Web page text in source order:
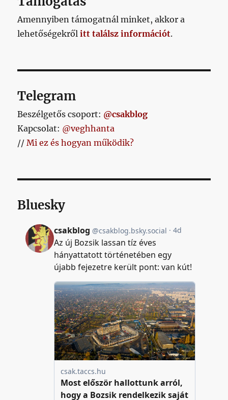
Amennyiben támogatnál minket, akkor a
lehetőségekrőlitt találsz információt.
Telegram
Beszélgetős csoport: @csakblog
Kapcsolat: @veghhanta
//Mi ez és hogyan működik?
Bluesky